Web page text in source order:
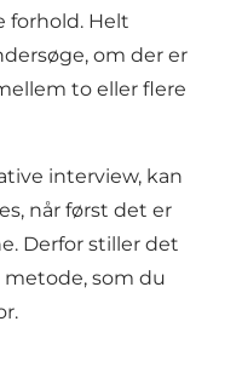
forhold. Helt
om der er
to eller flere
interview, kan
når først det er
Derfor stiller det
som du